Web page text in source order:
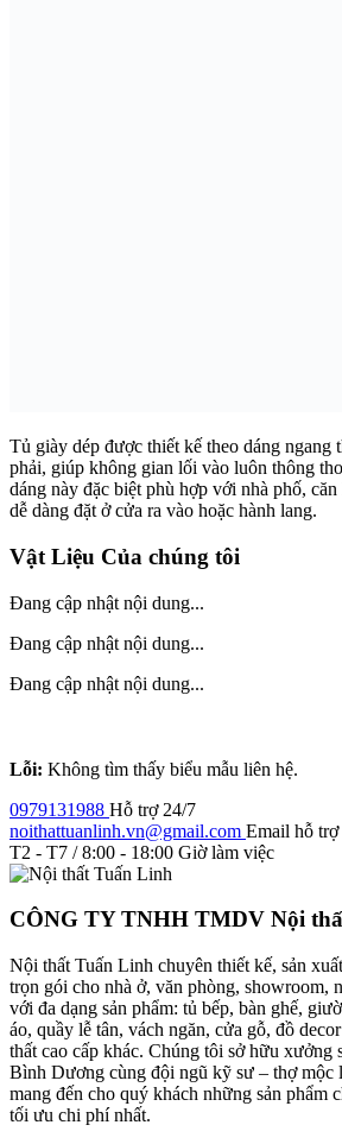
Tủ giày dép được thiết kế theo dáng ngang
phải, giúp không gian lối vào luôn thông
dáng này đặc biệt phù hợp với nhà phố,
dễ dàng đặt ở cửa ra vào hoặc hành lang.
Vật Liệu Của chúng tôi
Đang cập nhật nội dung...
Đang cập nhật nội dung...
Đang cập nhật nội dung...
Lỗi: Không tìm thấy biểu mẫu liên hệ.
0979131988 Hỗ trợ 24/7
noithattuanlinh.vn@gmail.com Email hỗ trợ
T2 - T7 / 8:00 - 18:00 Giờ làm việc
CÔNG TY TNHH TMDV Nội
Nội thất Tuấn Linh chuyên thiết kế, sản
trọn gói cho nhà ở, văn phòng, showroom,
với đa dạng sản phẩm: tủ bếp, bàn ghế,
áo, quầy lễ tân, vách ngăn, cửa gỗ, đồ
thất cao cấp khác. Chúng tôi sở hữu xưởng
Bình Dương cùng đội ngũ kỹ sư – thợ mộc
mang đến cho quý khách những sản phẩm
tối ưu chi phí nhất.